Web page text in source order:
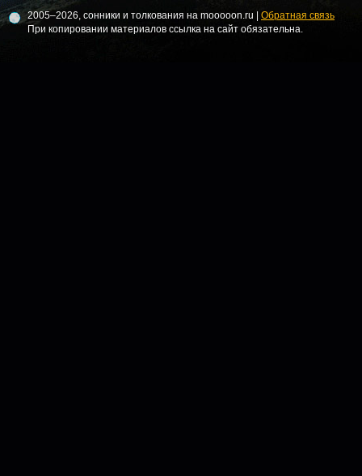
2005–2026, сонники и толкования на mooooon.ru | Обратная связь
При копировании материалов ссылка на сайт обязательна.